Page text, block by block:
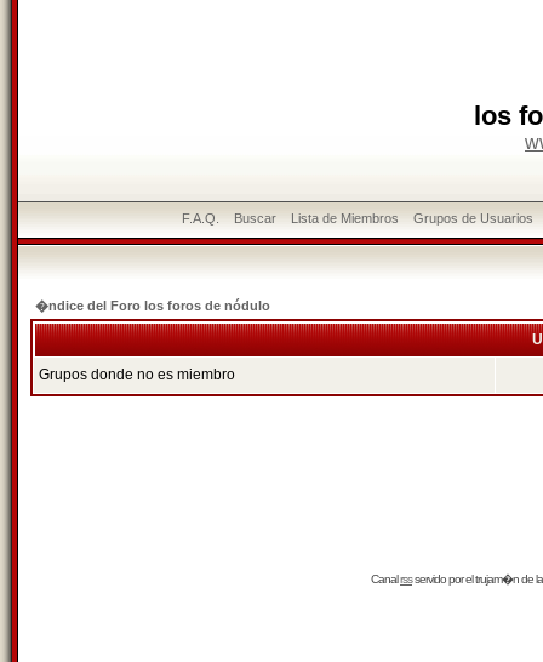
los
F.A.Q. Buscar Lista de Miembros Grupos de Usuarios
�ndice del Foro los foros de nódulo
Grupos donde no es miembro
Canalrssservido por eltrujam�nde